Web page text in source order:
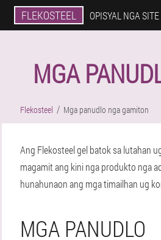
FLEKOSTEEL OPISYAL NGA SITE
MGA
Flekosteel Mga panudlo nga gamiton
Ang Flekosteel gel batok sa lutahan
magamit ang kini nga produkto nga
hunahunaon ang mga timailhan ug
MGA PANUDLO